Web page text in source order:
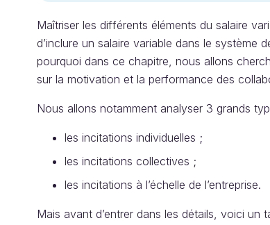
Maîtriser les différents éléments du salaire
d’inclure un salaire variable dans le système
pourquoi dans ce chapitre, nous allons
sur la motivation et la performance des
Nous allons notamment analyser 3 grands
les incitations individuelles ;
les incitations collectives ;
les incitations à l’échelle de l’entreprise.
Mais avant d’entrer dans les détails, voici un